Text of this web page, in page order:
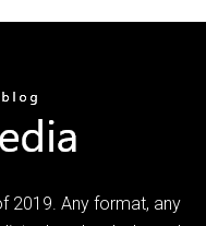
2019. Any format, any